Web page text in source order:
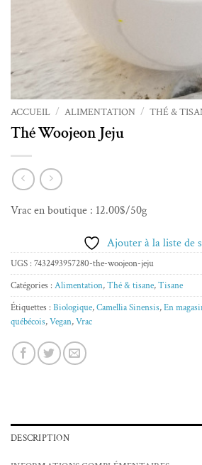
ACCUEIL / ALIMENTATION / THÉ &
Thé Woojeon Jeju
Vrac en boutique : 12.00$/50g
Ajouter à la liste de
UGS : 7432493957280-the-woojeon-jeju
Catégories : Alimentation,Thé & tisane,Tisane
Étiquettes : Biologique,Camellia Sinensis,En
québécois,Vegan,Vrac
DESCRIPTION